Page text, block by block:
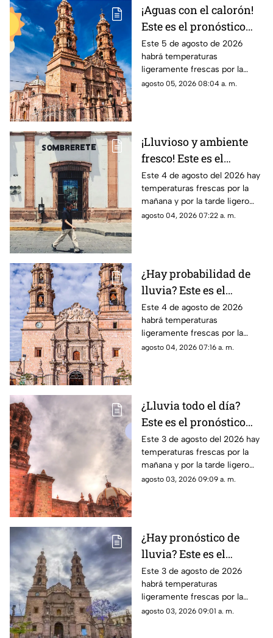
¡Aguas con el calorón!
Este es el pronóstico
del clima en
Aguascalientes hoy 4
de agosto
Este 5 de agosto de 2026
habrá temperaturas
ligeramente frescas por la
mañana y calor en el día; el
agosto 05, 2026 08:04 a. m.
¡Lluvioso y ambiente
fresco! Este es el
pronóstico del clima en
Zacatecas HOY martes
4 de agosto
Este 4 de agosto del 2026 hay
temperaturas frescas por la
mañana y por la tarde ligero
calor; el clima de hoy en
agosto 04, 2026 07:22 a. m.
¿Hay probabilidad de
lluvia? Este es el
pronóstico del clima en
Aguascalientes hoy 4
de agosto
Este 4 de agosto de 2026
habrá temperaturas
ligeramente frescas por la
mañana y calor en el día; el
agosto 04, 2026 07:16 a. m.
¿Lluvia todo el día?
Este es el pronóstico
del clima en Zacatecas
HOY lunes 3 de agosto
Este 3 de agosto del 2026 hay
temperaturas frescas por la
mañana y por la tarde ligero
calor; el clima de hoy en
agosto 03, 2026 09:09 a. m.
¿Hay pronóstico de
lluvia? Este es el
pronóstico del clima en
Aguascalientes hoy 3
de agosto
Este 3 de agosto de 2026
habrá temperaturas
ligeramente frescas por la
mañana y calor en el día; el
agosto 03, 2026 09:01 a. m.